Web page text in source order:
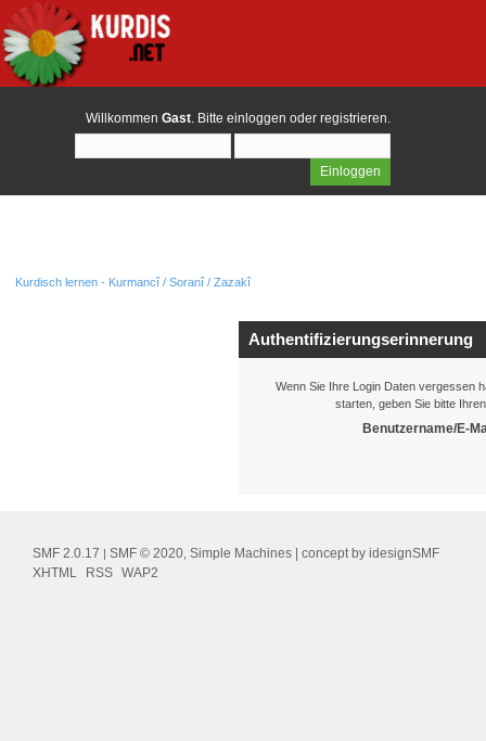
Willkommen Gast. Bitte einloggen oder registrieren.
Kurdisch lernen - Kurmancî / Soranî / Zazakî
Authentifizierungserinnerung
Wenn Sie Ihre Login Daten vergessen
starten, geben Sie bitte
Benutzername/E-
SMF 2.0.17 | SMF © 2020 Simple Machines | concept by idesignSMF
XHTML
RSS WAP2